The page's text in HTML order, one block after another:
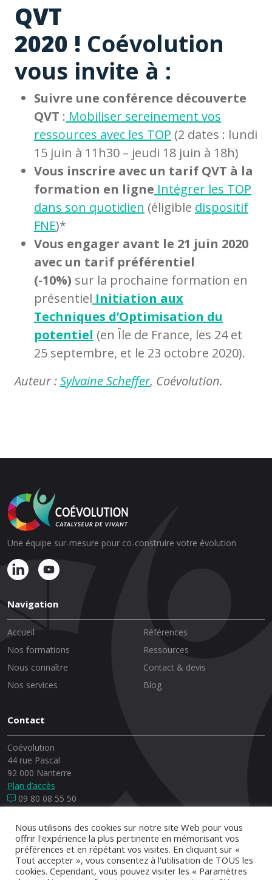
QVT
2020 ! Coévolution
vous invite à :
Suivre une conférence découverte
QVT : Mobiliser sereinement vos
ressources avec les TOP (2 dates : lundi
15 juin à 11h30 – jeudi 18 juin à 18h)
Vous inscrire avec un tarif QVT à la
formation en ligne Intégrer les TOP
dans son quotidien (éligible dispositif
FNE)*
Vous engager avant le 21 juin 2020
avec un tarif préférentiel
(-10%) sur la prochaine formation en
présentiel Initiation aux
Techniques d’Optimisation du
potentiel (en Île de France, les 24 et
25 septembre, et le 23 octobre 2020).
Auteur :Sylvaine Scheffer, Coévolution.
Une équipe sur-mesure pour co-construire votre évolution
Navigation
Accueil
Nos formations
Nous connaître
Nos services
Références
Ressources
Contact & devis
Blog
Contact
Coévolution
44 rue Pascal
92 000 Nanterre
Plan d’accès
09 80 08 55 50
© Copyrights, 2026 Coévolution - Conception et réalisation :
Brakisto *
Nous utilisons des cookies sur notre site Web pour vous
offrir l'expérience la plus pertinente en mémorisant vos
préférences et en répétant vos visites. En cliquant sur «
Tout accepter », vous consentez à l'utilisation de TOUS les
cookies. Cependant, vous pouvez visiter les « Paramètres